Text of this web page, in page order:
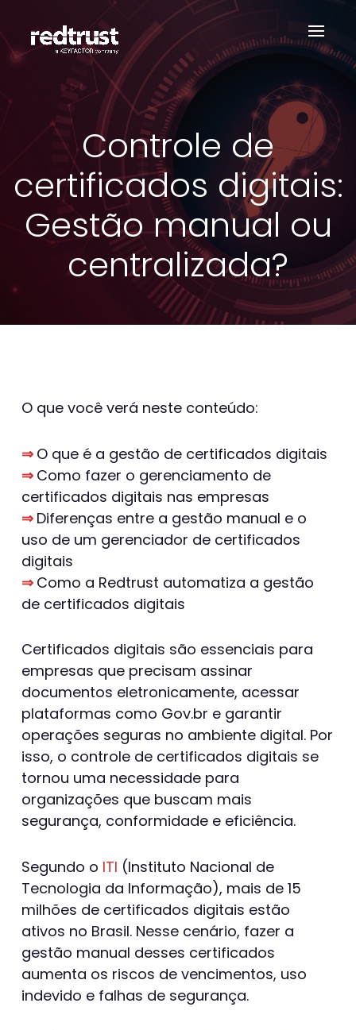
Controle de
certificados digitais:
Gestão manual ou
centralizada?
O que você verá neste conteúdo:
⇒ O que é a gestão de certificados digitais
⇒ Como fazer o gerenciamento de
certificados digitais nas empresas
⇒ Diferenças entre a gestão manual e o
uso de um gerenciador de certificados
digitais
⇒ Como a Redtrust automatiza a gestão
de certificados digitais
Certificados digitais são essenciais para
empresas que precisam assinar
documentos eletronicamente, acessar
plataformas como Gov.br e garantir
operações seguras no ambiente digital. Por
isso, o controle de certificados digitais se
tornou uma necessidade para
organizações que buscam mais
segurança, conformidade e eficiência.
Segundo o ITI (Instituto Nacional de
Tecnologia da Informação), mais de 15
milhões de certificados digitais estão
ativos no Brasil. Nesse cenário, fazer a
gestão manual desses certificados
aumenta os riscos de vencimentos, uso
indevido e falhas de segurança.